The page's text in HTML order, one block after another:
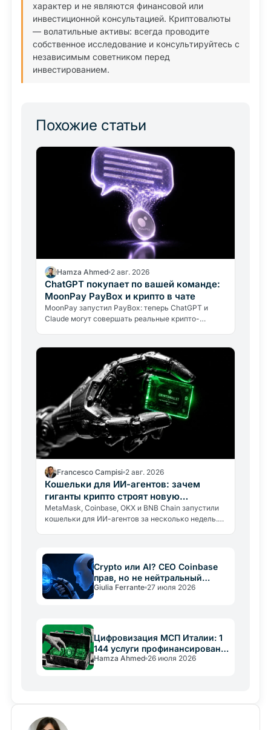
характер и не являются финансовой или
инвестиционной консультацией. Криптовалюты
— волатильные активы: всегда проводите
собственное исследование и консультируйтесь с
независимым советником перед
инвестированием.
Похожие статьи
Hamza Ahmed 2 авг. 2026
ChatGPT покупает по вашей команде:
MoonPay PayBox и крипто в чате
MoonPay запустил PayBox: теперь ChatGPT и
Claude могут совершать реальные крипто-
Francesco Campisi 2 авг. 2026
Кошельки для ИИ-агентов: зачем
гиганты крипто строят новую
инфраструктуру
MetaMask, Coinbase, OKX и BNB Chain запустили
кошельки для ИИ-агентов за несколько недель.
Crypto или AI? CEO Coinbase
прав, но не нейтральный
арбитр
Giulia Ferrante 27 июля 2026
Цифровизация МСП Италии: 1
144 услуги профинансированы
PNRR
Hamza Ahmed 26 июля 2026